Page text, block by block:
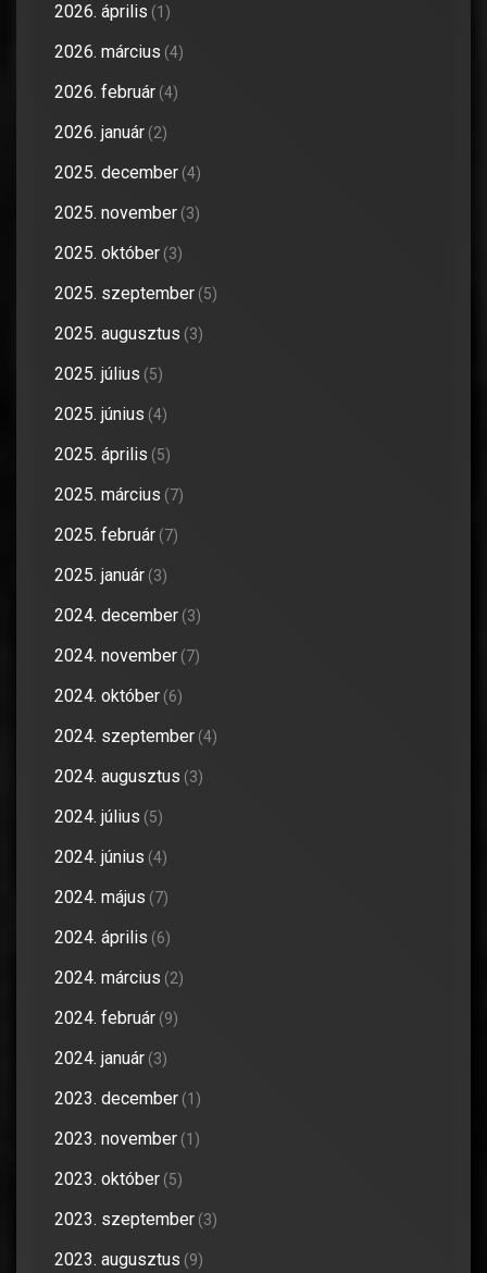
2026. április (1)
2026. március (4)
2026. február (4)
2026. január (2)
2025. december (4)
2025. november (3)
2025. október (3)
2025. szeptember (5)
2025. augusztus (3)
2025. július (5)
2025. június (4)
2025. április (5)
2025. március (7)
2025. február (7)
2025. január (3)
2024. december (3)
2024. november (7)
2024. október (6)
2024. szeptember (4)
2024. augusztus (3)
2024. július (5)
2024. június (4)
2024. május (7)
2024. április (6)
2024. március (2)
2024. február (9)
2024. január (3)
2023. december (1)
2023. november (1)
2023. október (5)
2023. szeptember (3)
2023. augusztus (9)